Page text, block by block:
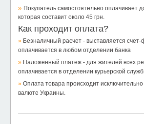
» Покупатель самостоятельно оплачивает
которая составит около 45 грн.
Как проходит оплата?
» Безналичный расчет - выставляется счет-
оплачивается в любом отделении банка
» Наложенный платеж - для жителей всех
оплачивается в отделении курьерской
» Оплата товара происходит
валюте Украины.